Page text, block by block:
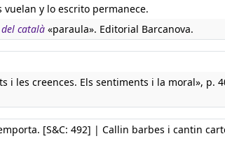
vuelan y lo escrito permanece.
català «paraula». Editorial Barcanova.
i les creences. Els sentiments i la moral», p.
[S&C: 492] | Callin barbes i cantin